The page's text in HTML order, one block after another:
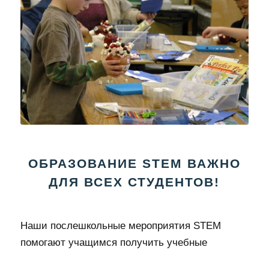
ОБРАЗОВАНИЕ STEM ВАЖНО
ДЛЯ ВСЕХ СТУДЕНТОВ!
Наши послешкольные мероприятия STEM
помогают учащимся получить учебные